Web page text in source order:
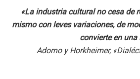
«La industria cultural no cesa de
mismo con leves variaciones, de
convierte en
Adorno y Horkheimer,